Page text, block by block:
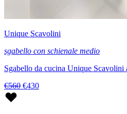
Unique Scavolini
sgabello con schienale medio
Sgabello da cucina Unique Scavolini
€560 €430